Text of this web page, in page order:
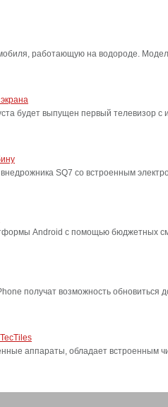
работающую на водороде.
будет выпущен первый телевизор
SQ7 со встроенным
Android с помощью бюджетных
получат возможность
аппараты, обладает встроенным